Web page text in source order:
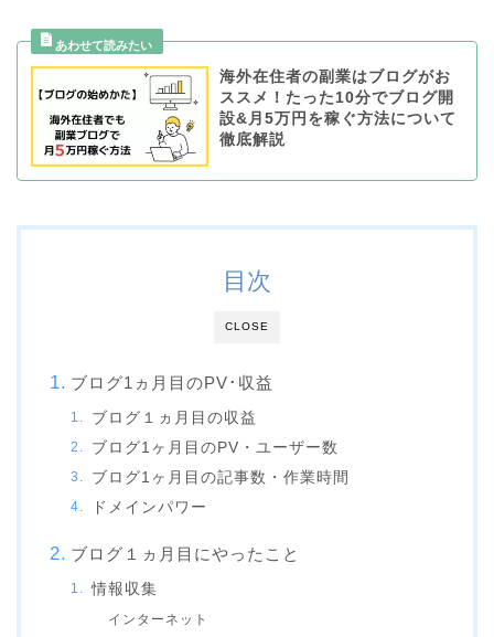
海外在住者の副業はブログがお
ススメ！たった10分でブログ開
設&月5万円を稼ぐ方法について
徹底解説
CLOSE
目次
ブログ1ヵ月目のPV･収益
ブログ１ヵ月目の収益
ブログ1ヶ月目のPV・ユーザー数
ブログ1ヶ月目の記事数・作業時間
ドメインパワー
ブログ１ヵ月目にやったこと
情報収集
インターネット